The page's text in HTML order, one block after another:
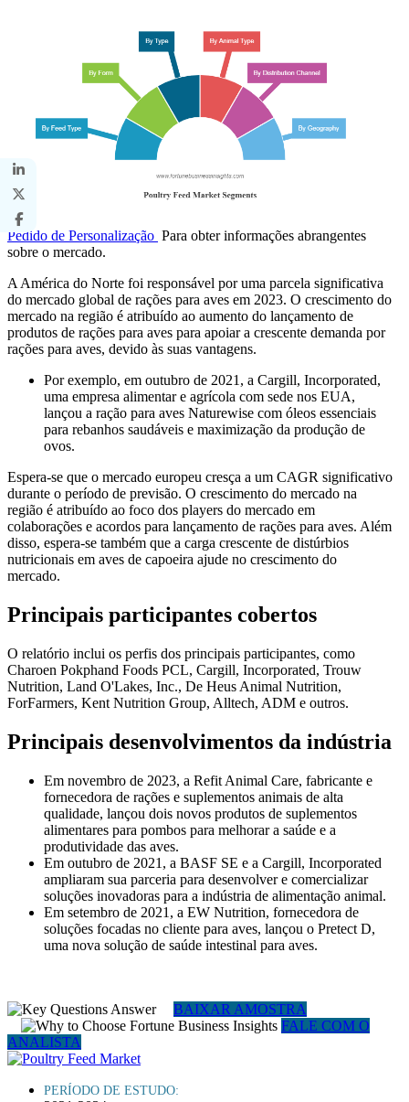
Pedido de Personalização Para obter informações abrangentes
sobre o mercado.
A América do Norte foi responsável por uma parcela significativa
do mercado global de rações para aves em 2023. O crescimento do
mercado na região é atribuído ao aumento do lançamento de
produtos de rações para aves para apoiar a crescente demanda por
rações para aves, devido às suas vantagens.
Por exemplo, em outubro de 2021, a Cargill, Incorporated,
uma empresa alimentar e agrícola com sede nos EUA,
lançou a ração para aves Naturewise com óleos essenciais
para rebanhos saudáveis ​​e maximização da produção de
ovos.
Espera-se que o mercado europeu cresça a um CAGR significativo
durante o período de previsão. O crescimento do mercado na
região é atribuído ao foco dos players do mercado em
colaborações e acordos para lançamento de rações para aves. Além
disso, espera-se também que a carga crescente de distúrbios
nutricionais em aves de capoeira ajude no crescimento do
mercado.
Principais participantes cobertos
O relatório inclui os perfis dos principais participantes, como
Charoen Pokphand Foods PCL, Cargill, Incorporated, Trouw
Nutrition, Land O'Lakes, Inc., De Heus Animal Nutrition,
ForFarmers, Kent Nutrition Group, Alltech, ADM e outros.
Principais desenvolvimentos da indústria
Em novembro de 2023, a Refit Animal Care, fabricante e
fornecedora de rações e suplementos animais de alta
qualidade, lançou dois novos produtos de suplementos
alimentares para pombos para melhorar a saúde e a
produtividade das aves.
Em outubro de 2021, a BASF SE e a Cargill, Incorporated
ampliaram sua parceria para desenvolver e comercializar
soluções inovadoras para a indústria de alimentação animal.
Em setembro de 2021, a EW Nutrition, fornecedora de
soluções focadas no cliente para aves, lançou o Pretect D,
uma nova solução de saúde intestinal para aves.
BAIXAR AMOSTRA
FALE COM O
ANALISTA
PERÍODO DE ESTUDO: